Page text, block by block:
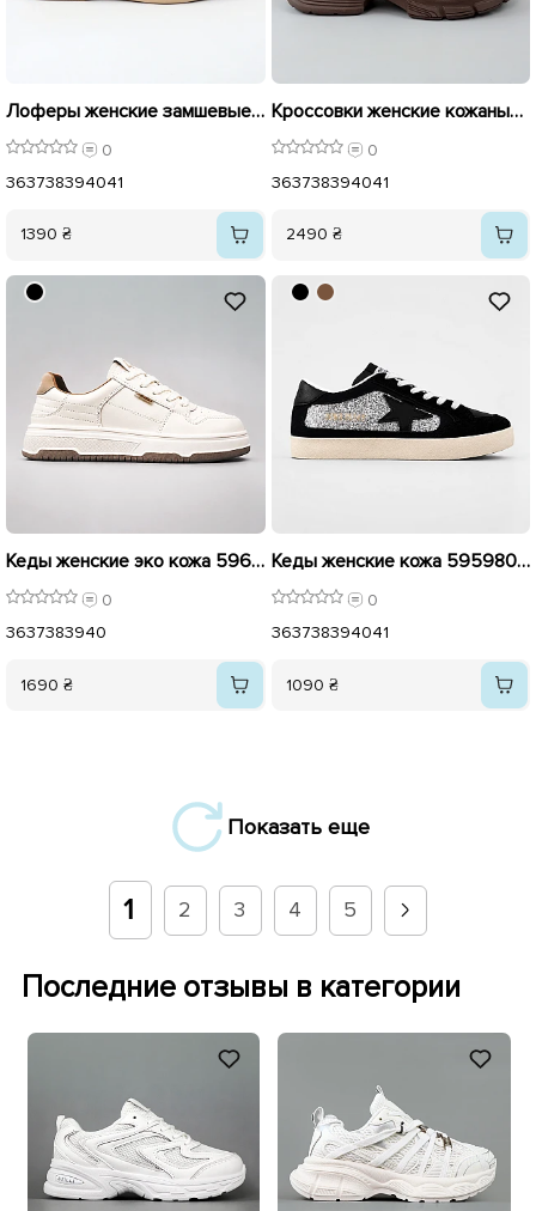
Лоферы женские замшевые 595993 Коричневые
0
363738394041
1390 ₴
Кроссовки женские кожаные 596013 Бежевые
0
363738394041
2490 ₴
Кеды женские эко кожа 596011 Бежевые
0
3637383940
1690 ₴
Кеды женские кожа 595980 Черные с серыми серебристыми
0
363738394041
1090 ₴
Показать еще
1 2 3 4 5
Последние отзывы в категории